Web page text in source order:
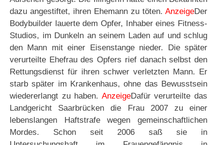
dazu angestiftet, ihren Ehemann zu töten. AnzeigeDer
Bodybuilder lauerte dem Opfer, Inhaber eines Fitness-
Studios, im Dunkeln an seinem Laden auf und schlug
den Mann mit einer Eisenstange nieder. Die später
verurteilte Ehefrau des Opfers rief danach selbst den
Rettungsdienst für ihren schwer verletzten Mann. Er
starb später im Krankenhaus, ohne das Bewusstsein
wiedererlangt zu haben. AnzeigeDafür verurteilte das
Landgericht Saarbrücken die Frau 2007 zu einer
lebenslangen Haftstrafe wegen gemeinschaftlichen
Mordes. Schon seit 2006 saß sie in